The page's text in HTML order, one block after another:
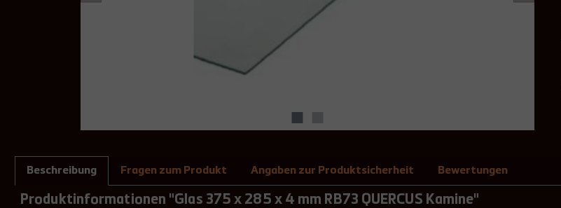
Beschreibung Fragen zum Produkt Angaben zur Produktsicherheit Bewertungen
Produktinformationen "Glas 375 x 285 x 4 mm RB73 QUERCUS Kamine"